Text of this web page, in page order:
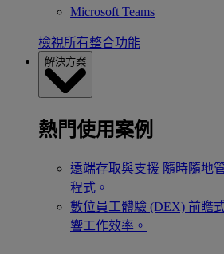
Microsoft Teams
檢視所有整合功能
解決方案
熱門使用案例
遠端存取與支援 隨時隨地
程式。
數位員工體驗 (DEX) 前瞻
響工作效率。